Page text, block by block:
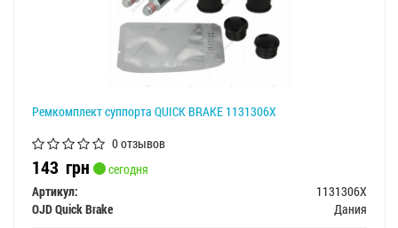
Ремкомплект суппорта QUICK BRAKE 1131306X
0 отзывов
143 грн
сегодня
Артикул:
1131306X
OJD Quick Brake
Дания